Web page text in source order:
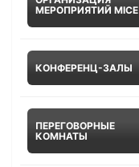
МЕРОПРИЯТИЙ MICE
КОНФЕРЕНЦ-ЗАЛЫ
ПЕРЕГОВОРНЫЕ
КОМНАТЫ